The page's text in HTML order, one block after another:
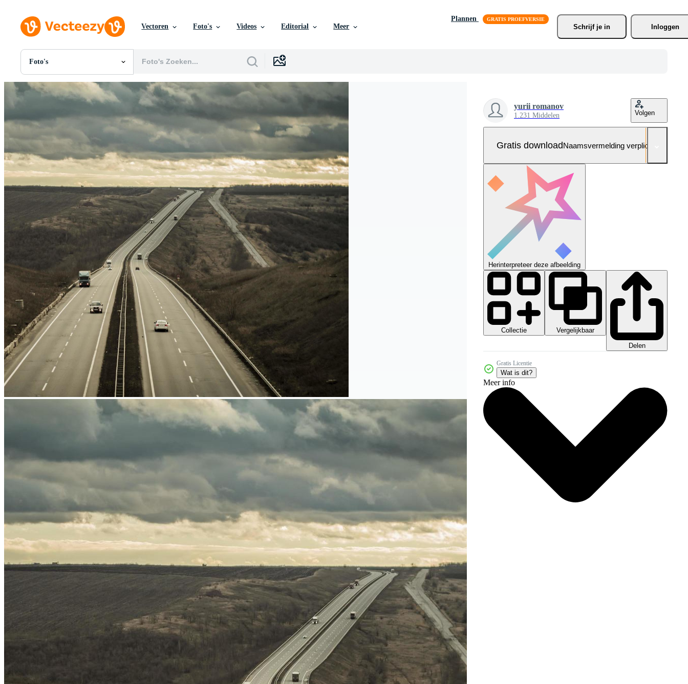
Vectoren Foto's Videos Editorial Meer
Plannen
Schrijf je in Inloggen
Foto's
Alle Afbeeldingen
Foto's
PNGs
SVGs
Sjablonen
Vectoren
Motion graphics
Redactionele Afbeeldingen
Redactionele Evenementen
yurii romanov
1.231 Middelen Volgen
Gratis downloadNaamsvermelding verplicht
Herinterpreteer deze afbeelding
Collectie
Vergelijkbaar
Delen
Gratis Licentie
Wat is dit?
Meer info